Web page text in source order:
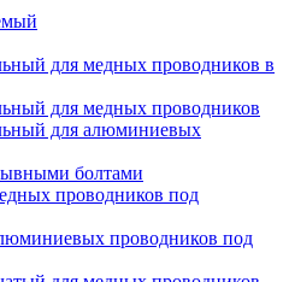
для медных проводников в
для медных проводников
для алюминиевых
болтами
проводников под
проводников под